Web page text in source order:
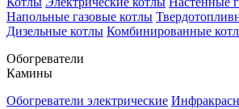
Напольные газовые котлы
Дизельные котлы Комбинированные
Обогреватели
Камины
Обогреватели электрические